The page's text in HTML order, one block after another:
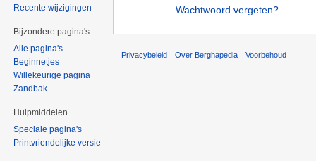
Wachtwoord vergeten?
Recente wijzigingen
Bijzondere pagina's
Alle pagina's
Beginnetjes
Willekeurige pagina
Zandbak
Hulpmiddelen
Speciale pagina's
Printvriendelijke versie
Privacybeleid Over Berghapedia Voorbehoud